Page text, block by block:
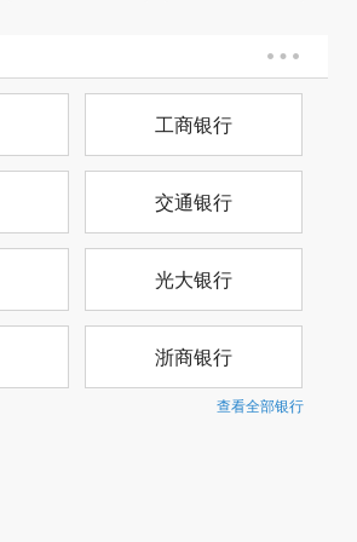
工商银行
交通银行
光大银行
浙商银行
查看全部银行